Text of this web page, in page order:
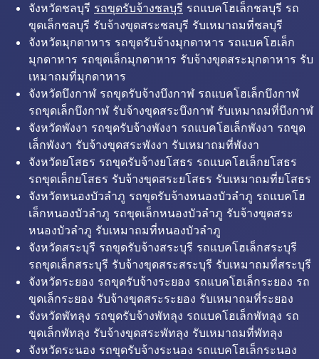
จังหวัดชลบุรี รถขุดรับจ้างชลบุรี รถแบคโฮเล็กชลบุรี รถ
ขุดเล็กชลบุรี รับจ้างขุดสระชลบุรี รับเหมาถมที่ชลบุรี
จังหวัดมุกดาหาร รถขุดรับจ้างมุกดาหาร รถแบคโฮเล็ก
มุกดาหาร รถขุดเล็กมุกดาหาร รับจ้างขุดสระมุกดาหาร รับ
เหมาถมที่มุกดาหาร
จังหวัดบึงกาฬ รถขุดรับจ้างบึงกาฬ รถแบคโฮเล็กบึงกาฬ
รถขุดเล็กบึงกาฬ รับจ้างขุดสระบึงกาฬ รับเหมาถมที่บึงกาฬ
จังหวัดพังงา รถขุดรับจ้างพังงา รถแบคโฮเล็กพังงา รถขุด
เล็กพังงา รับจ้างขุดสระพังงา รับเหมาถมที่พังงา
จังหวัดยโสธร รถขุดรับจ้างยโสธร รถแบคโฮเล็กยโสธร
รถขุดเล็กยโสธร รับจ้างขุดสระยโสธร รับเหมาถมที่ยโสธร
จังหวัดหนองบัวลำภู รถขุดรับจ้างหนองบัวลำภู รถแบคโฮ
เล็กหนองบัวลำภู รถขุดเล็กหนองบัวลำภู รับจ้างขุดสระ
หนองบัวลำภู รับเหมาถมที่หนองบัวลำภู
จังหวัดสระบุรี รถขุดรับจ้างสระบุรี รถแบคโฮเล็กสระบุรี
รถขุดเล็กสระบุรี รับจ้างขุดสระสระบุรี รับเหมาถมที่สระบุรี
จังหวัดระยอง รถขุดรับจ้างระยอง รถแบคโฮเล็กระยอง รถ
ขุดเล็กระยอง รับจ้างขุดสระระยอง รับเหมาถมที่ระยอง
จังหวัดพัทลุง รถขุดรับจ้างพัทลุง รถแบคโฮเล็กพัทลุง รถ
ขุดเล็กพัทลุง รับจ้างขุดสระพัทลุง รับเหมาถมที่พัทลุง
จังหวัดระนอง รถขุดรับจ้างระนอง รถแบคโฮเล็กระนอง